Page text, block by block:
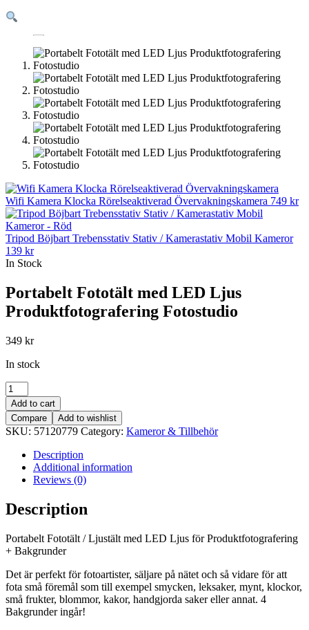
Wifi Kamera Klocka Rörelseaktiverad Övervakningskamera 749 kr
Tripod Böjbart Trebensstativ Stativ / Kamerastativ Mobil Kameror
139 kr
In Stock
Portabelt Fototält med LED Ljus
Produktfotografering Fotostudio
349 kr
In stock
Portabelt
Fototält
med
LED
Ljus
Produktfotografering
Fotostudio
quantity
Add to cart
Compare
Add to wishlist
SKU: 57120779 Category: Kameror & Tillbehör
Description
Additional information
Reviews (0)
Description
Portabelt Fototält / Ljustält med LED Ljus för Produktfotografering
+ Bakgrunder
Det är perfekt för fotoartister, säljare på nätet och så vidare för att
fota små föremål som till exempel smycken, leksaker, mynt, klockor,
små frukter, blommor, kakor, handgjorda saker eller annat. 4
Bakgrunder ingår!